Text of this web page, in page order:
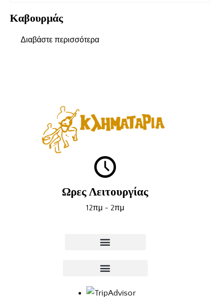
Καβουρμάς
Διαβάστε περισσότερα
Ωρες Λειτουργίας
12πμ - 2πμ